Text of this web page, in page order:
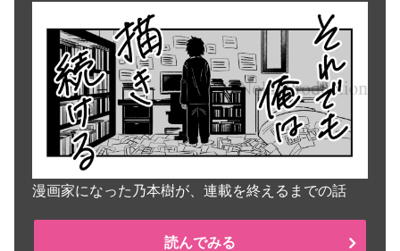
漫画家になった乃本樹が、連載を終えるまでの話
読んでみる